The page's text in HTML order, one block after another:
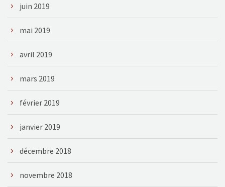
juin 2019
mai 2019
avril 2019
mars 2019
février 2019
janvier 2019
décembre 2018
novembre 2018